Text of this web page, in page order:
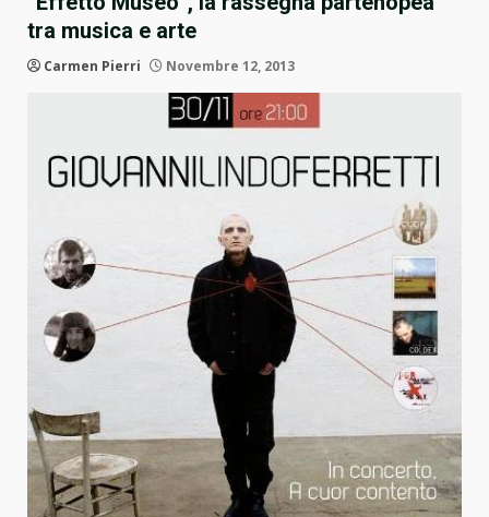
tra musica e arte
Carmen Pierri Novembre 12, 2013